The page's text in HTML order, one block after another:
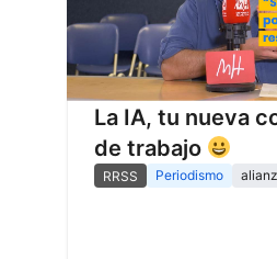
La IA, tu nueva
de trabajo
RRSS Periodismo